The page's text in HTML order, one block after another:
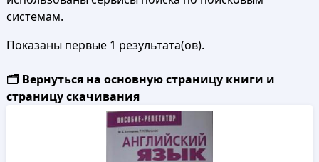
системам.
Показаны первые 1 результата(ов).
🗂️ Вернуться на основную страницу книги и
страницу скачивания